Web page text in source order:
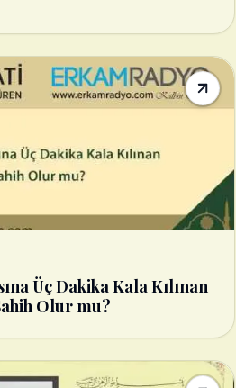
Üç Dakika Kala Kılınan
Olur mu?